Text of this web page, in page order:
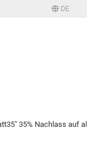
DE
35% Nachlass auf